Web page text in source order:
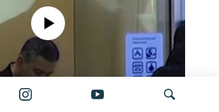
source currently available